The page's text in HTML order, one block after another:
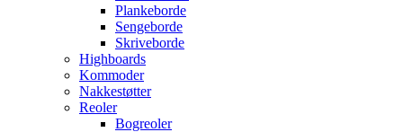
Plankeborde
Sengeborde
Skriveborde
Highboards
Kommoder
Nakkestøtter
Reoler
Bogreoler